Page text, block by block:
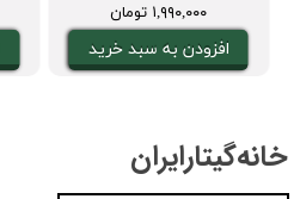
۱,۹۹۰,۰۰۰ تومان
افزودن به سبد خرید
خانه‌گیتار‌ایران